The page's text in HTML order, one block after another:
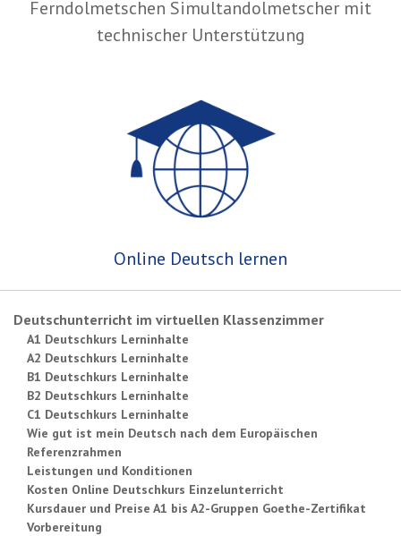
Ferndolmetschen Simultandolmetscher mit
technischer Unterstützung
Online Deutsch lernen
Deutschunterricht im virtuellen Klassenzimmer
A1 Deutschkurs Lerninhalte
A2 Deutschkurs Lerninhalte
B1 Deutschkurs Lerninhalte
B2 Deutschkurs Lerninhalte
C1 Deutschkurs Lerninhalte
Wie gut ist mein Deutsch nach dem Europäischen
Referenzrahmen
Leistungen und Konditionen
Kosten Online Deutschkurs Einzelunterricht
Kursdauer und Preise A1 bis A2-Gruppen Goethe-Zertifikat
Vorbereitung